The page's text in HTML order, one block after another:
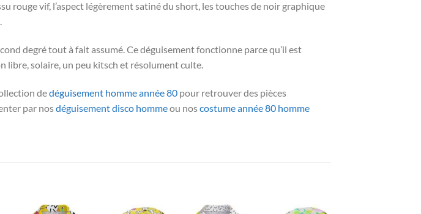
rouge vif, l’aspect légèrement satiné du short, les touches de noir graphique
degré tout à fait assumé. Ce déguisement fonctionne parce qu’il est
libre, solaire, un peu kitsch et résolument culte.
dedéguisement homme année 80 pour retrouver des pièces
par nosdéguisement disco hommeou noscostume année 80 homme